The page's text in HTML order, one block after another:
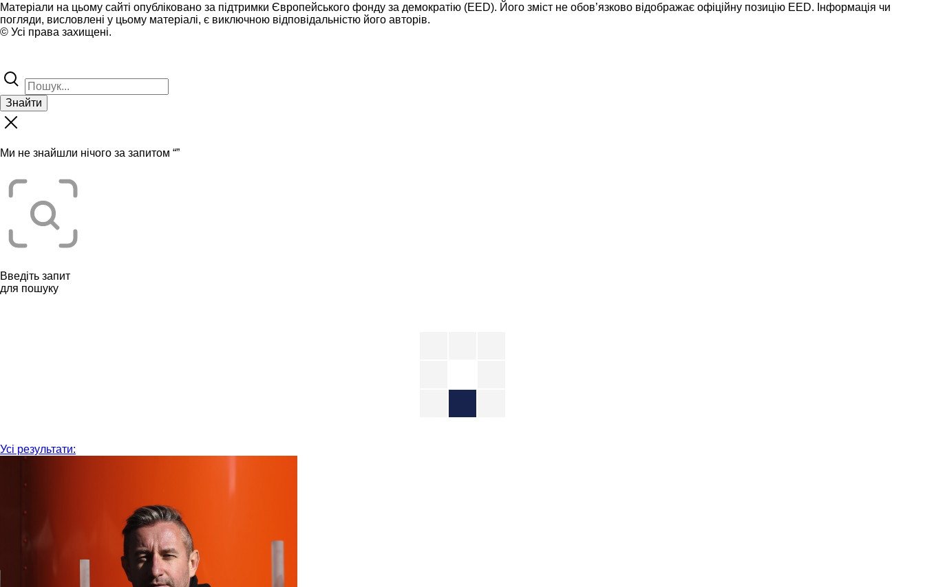
Матеріали на цьому сайті опубліковано за підтримки Європейського фонду за демократію (EED). Його зміст не обов’язково відображає офіційну позицію EED. Інформація чи
погляди, висловлені у цьому матеріалі, є виключною відповідальністю його авторів.
© Усі права захищені.
Знайти
Ми не знайшли нічого за запитом “”
Введіть запит
для пошуку
Усі результати: